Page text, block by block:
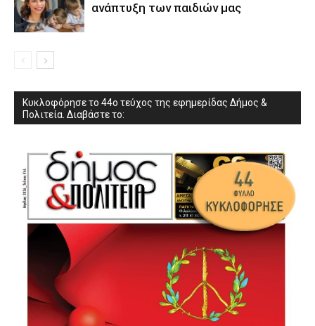
ανάπτυξη των παιδιών µας
Κυκλοφόρησε το 44ο τεύχος της εφημερίδας Δήμος &
Πολιτεία. Διαβάστε το: